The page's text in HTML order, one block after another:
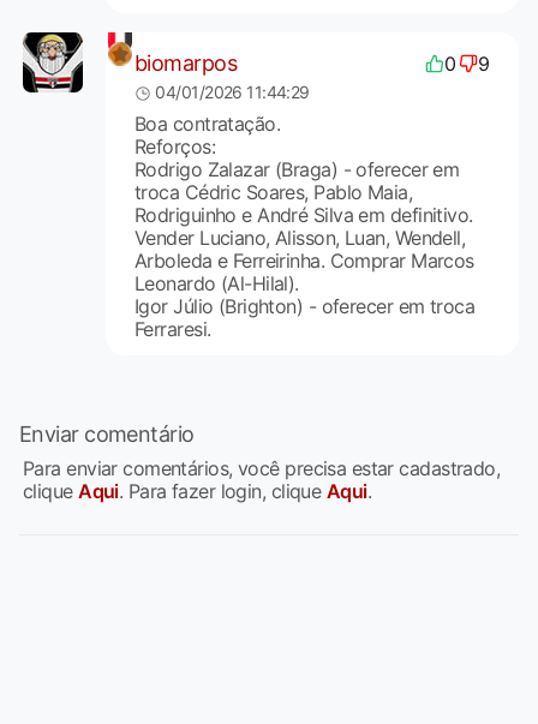
biomarpos 0 9
04/01/2026 11:44:29
Boa contratação.
Reforços:
Rodrigo Zalazar (Braga) - oferecer em
troca Cédric Soares, Pablo Maia,
Rodriguinho e André Silva em definitivo.
Vender Luciano, Alisson, Luan, Wendell,
Arboleda e Ferreirinha. Comprar Marcos
Leonardo (Al-Hilal).
Igor Júlio (Brighton) - oferecer em troca
Ferraresi.
Enviar comentário
Para enviar comentários, você precisa estar cadastrado,
cliqueAqui. Para fazer login, clique Aqui.